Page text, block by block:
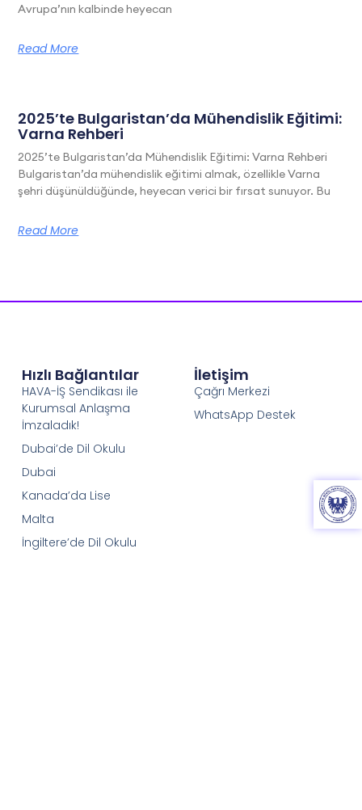
Avrupa’nın kalbinde heyecan
Read More
2025’te Bulgaristan’da Mühendislik Eğitimi:
Varna Rehberi
2025’te Bulgaristan’da Mühendislik Eğitimi: Varna Rehberi
Bulgaristan’da mühendislik eğitimi almak, özellikle Varna
şehri düşünüldüğünde, heyecan verici bir fırsat sunuyor. Bu
Read More
Hızlı Bağlantılar
HAVA-İŞ Sendikası ile
Kurumsal Anlaşma
İmzaladık!
Dubai’de Dil Okulu
Dubai
Kanada’da Lise
Malta
İngiltere’de Dil Okulu
İletişim
Çağrı Merkezi
WhatsApp Destek